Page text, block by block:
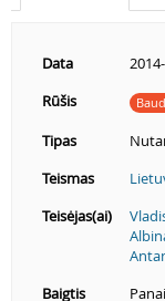
Data
Rūšis
Tipas
Teismas
Teisėjas(ai)
Baigtis